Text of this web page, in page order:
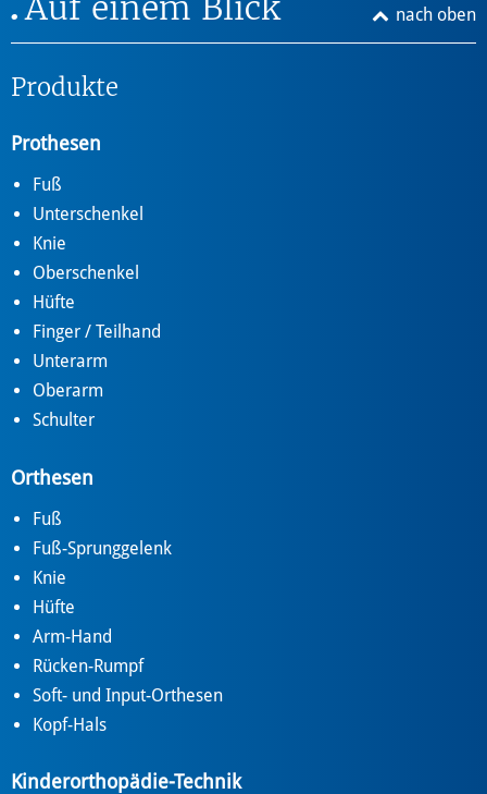
nach oben
Produkte
Prothesen
Fuß
Unterschenkel
Knie
Oberschenkel
Hüfte
Finger / Teilhand
Unterarm
Oberarm
Schulter
Orthesen
Fuß
Fuß-Sprunggelenk
Knie
Hüfte
Arm-Hand
Rücken-Rumpf
Soft- und Input-Orthesen
Kopf-Hals
Kinderorthopädie-Technik